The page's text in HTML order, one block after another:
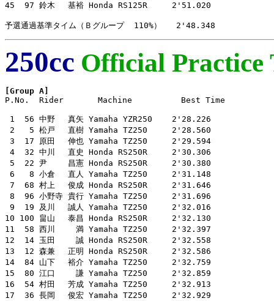
45  97 鈴木　 基裕 Honda RS125R     2'51.020
予選通過基準タイム（Ｂグループ  110%）   2'48.348
250cc Official Practice
[Group A]
P.No.  Rider       Machine          Best Time
1  56 中野　 真矢 Yamaha YZR250    2'28.226
2   5 松戸　 直樹 Yamaha TZ250     2'28.560
3  17 原田　 伸也 Yamaha TZ250     2'29.594
4  32 中川　 直史 Honda RS250R     2'30.306
5  22 尹　　 昌憲 Honda RS250R     2'30.380
6   8 小倉　 直人 Yamaha TZ250     2'31.148
7  68 村上　 俊成 Honda RS250R     2'31.646
8  96 小野寺 貴行 Yamaha TZ250     2'31.696
9  19 及川　 誠人 Yamaha TZ250     2'32.016
10 100 畠山　 泰昌 Honda RS250R     2'32.130
11  58 西川　　 満 Yamaha TZ250     2'32.397
12  14 玉田　　 誠 Honda RS250R     2'32.558
13  12 森兼　 正明 Honda RS250R     2'32.586
14  84 山下　 裕介 Yamaha TZ250     2'32.759
15  80 江口　　 謙 Yamaha TZ250     2'32.859
16  54 村田　 芳成 Yamaha TZ250     2'32.913
17  36 長岡　 俊宏 Yamaha TZ250     2'32.929